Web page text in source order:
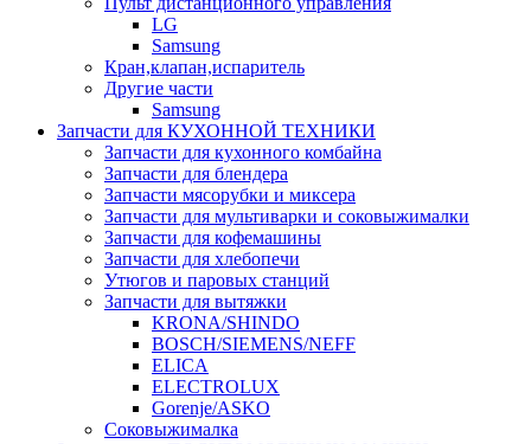
LG
Samsung
Кран,клапан,испаритель
Другие части
Samsung
Запчасти для КУХОННОЙ ТЕХНИКИ
Запчасти для кухонного комбайна
Запчасти для блендера
Запчасти мясорубки и миксера
Запчасти для мультиварки и соковыжималки
Запчасти для кофемашины
Запчасти для хлебопечи
Утюгов и паровых станций
Запчасти для вытяжки
KRONA/SHINDO
BOSCH/SIEMENS/NEFF
ELICA
ELECTROLUX
Gorenje/ASKO
Соковыжималка